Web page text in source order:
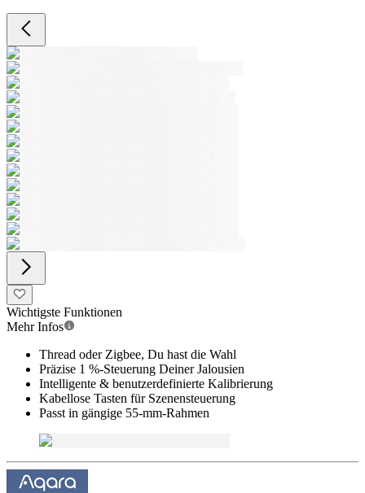
Wichtigste Funktionen
Mehr Infos
Thread oder Zigbee, Du hast die Wahl
Präzise 1 %-Steuerung Deiner Jalousien
Intelligente & benutzerdefinierte Kalibrierung
Kabellose Tasten für Szenensteuerung
Passt in gängige 55-mm-Rahmen